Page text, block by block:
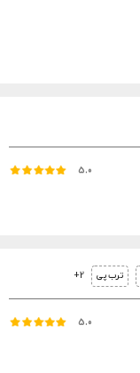
5.0
ترب پی 2+
5.0